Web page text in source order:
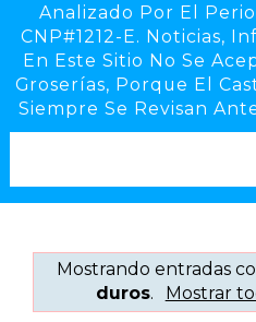
Analizado Por El
CNP#1212-E. Noticias,
En Este Sitio No Se
Groserías, Porque El
Siempre Se Revisan
Mostrando entradas
duros. Mostrar